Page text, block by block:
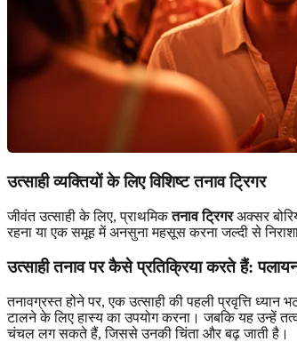
उत्साही व्यक्तियों के लिए विशिष्ट तनाव ट्रिगर
जीवंत उत्साही के लिए, प्राथमिकतनाव ट्रिगरअक्सर
रहना या एक समूह में अनसुना महसूस करना जल्दी से
उत्साही तनाव पर कैसे प्रतिक्रिया करते हैं:
तनावग्रस्त होने पर, एक उत्साही की पहली प्रवृत्ति
टालने के लिए हास्य का उपयोग करना। जबकि यह उन्हें
चंचल लग सकते हैं, जिससे उनकी चिंता और बढ़ जाती है।